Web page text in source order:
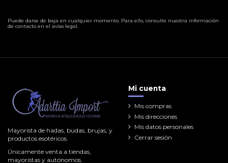
Puede darse de baja en cualquier momento. Para ello, consulte nuestra información
de contacto en el aviso legal.
Mayorista de hadas, budas, brujas, y
productos esotéricos.
Únicamente venta a tiendas,
mayoristas y autónomos.
Mi cuenta
Mis compras
Mis direcciones
Mis datos personales
Cerrar sesión